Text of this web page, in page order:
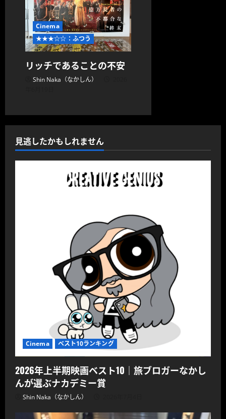
Cinema
★★★☆☆：ふつう
リッチであることの不安
Shin Naka（なかしん）
見逃したかもしれません
Cinema ベスト10ランキング
2026年上半期映画ベスト10｜旅ブロガーなかし
んが選ぶナカデミー賞
Shin Naka（なかしん）